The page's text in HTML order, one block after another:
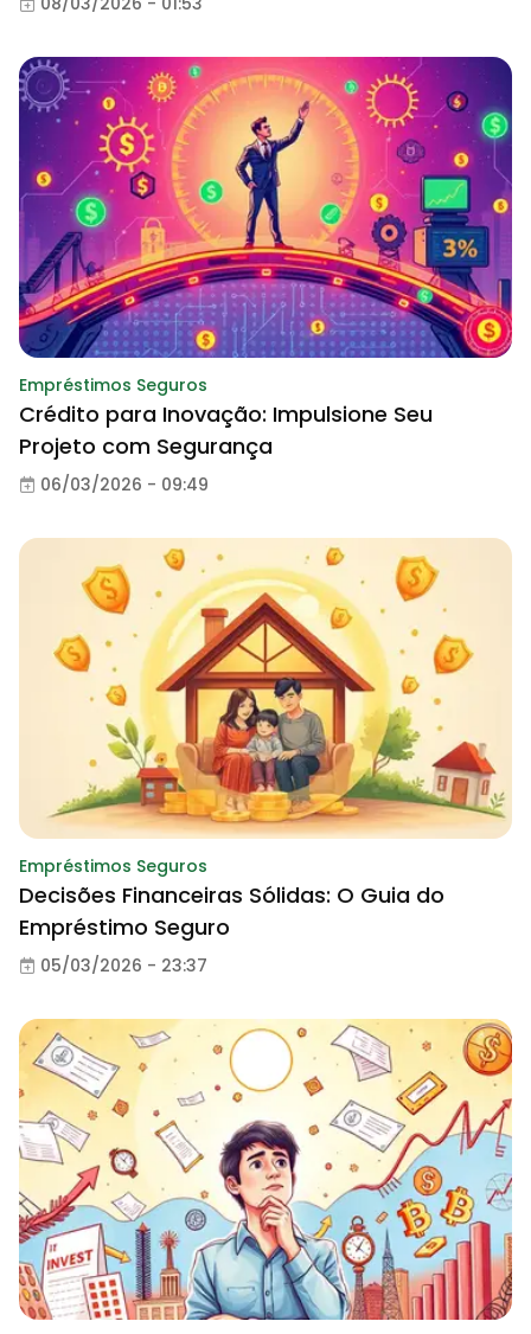
Empréstimos Seguros
Crédito para Inovação: Impulsione Seu
Projeto com Segurança
06/03/2026 - 09:49
Empréstimos Seguros
Decisões Financeiras Sólidas: O Guia do
Empréstimo Seguro
05/03/2026 - 23:37